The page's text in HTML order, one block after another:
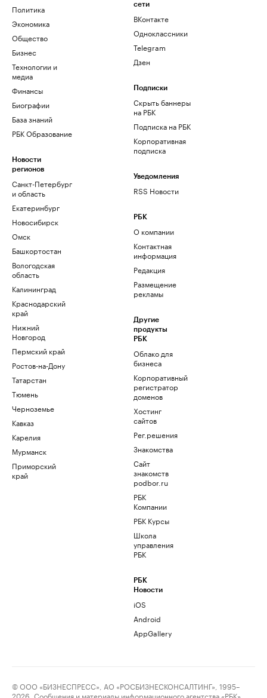
Политика
Экономика
Общество
Бизнес
Технологии и
медиа
Финансы
Биографии
База знаний
РБК Образование
Новости
регионов
Санкт-Петербург
и область
Екатеринбург
Новосибирск
Омск
Башкортостан
Вологодская
область
Калининград
Краснодарский
край
Нижний
Новгород
Пермский край
Ростов-на-Дону
Татарстан
Тюмень
Черноземье
Кавказ
Карелия
Мурманск
Приморский
край
сети
ВКонтакте
Одноклассники
Telegram
Дзен
Подписки
Скрыть баннеры
на РБК
Подписка на РБК
Корпоративная
подписка
Уведомления
RSS Новости
РБК
О компании
Контактная
информация
Редакция
Размещение
рекламы
Другие
продукты
РБК
Облако для
бизнеса
Корпоративный
регистратор
доменов
Хостинг
сайтов
Рег.решения
Знакомства
Сайт
знакомств
podbor.ru
РБК
Компании
РБК Курсы
Школа
управления
РБК
РБК
Новости
iOS
Android
AppGallery
© ООО «БИЗНЕСПРЕСС», АО «РОСБИЗНЕСКОНСАЛТИНГ», 1995–
2026. Сообщения и материалы информационного агентства «РБК»